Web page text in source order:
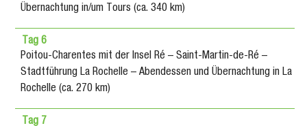
Übernachtung in/um Tours (ca. 340 km)
Tag 6
Poitou-Charentes mit der Insel Ré – Saint-Martin-de-Ré –
Stadtführung La Rochelle – Abendessen und Übernachtung in La
Rochelle (ca. 270 km)
Tag 7